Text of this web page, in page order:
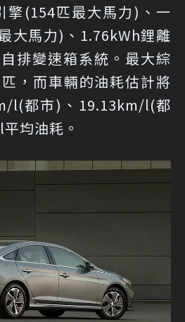
擎(154匹最大馬力)、一
大馬力)、1.76kWh鋰離
排變速箱系統。最大綜
，而車輛的油耗估計將
l(都市)、19.13km/l(都
均油耗。